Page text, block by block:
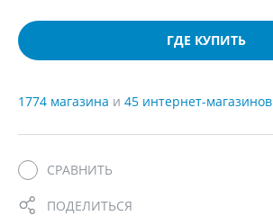
ГДЕ КУПИТЬ
1774 магазина и 45 интернет-магазинов
СРАВНИТЬ
ПОДЕЛИТЬСЯ